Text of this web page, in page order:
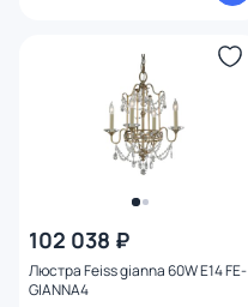
102 038 ₽
Люстра Feiss gianna 60W E14 FE-
GIANNA4